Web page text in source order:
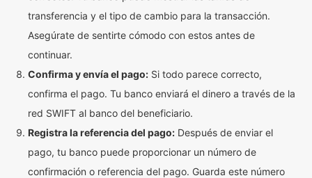
transferencia y el tipo de cambio para la transacción.
Asegúrate de sentirte cómodo con estos antes de
continuar.
Confirma y envía el pago: Si todo parece correcto,
confirma el pago. Tu banco enviará el dinero a través de la
red SWIFT al banco del beneficiario.
Registra la referencia del pago: Después de enviar el
pago, tu banco puede proporcionar un número de
confirmación o referencia del pago. Guarda este número